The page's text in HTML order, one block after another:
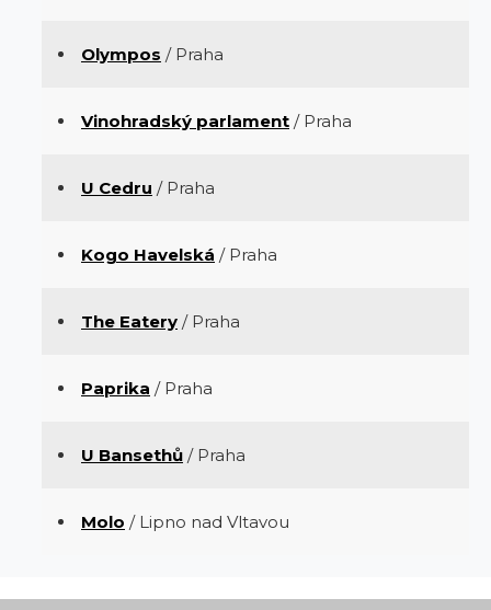
Olympos / Praha
Vinohradský parlament / Praha
U Cedru / Praha
Kogo Havelská / Praha
The Eatery / Praha
Paprika / Praha
U Bansethů / Praha
Molo / Lipno nad Vltavou